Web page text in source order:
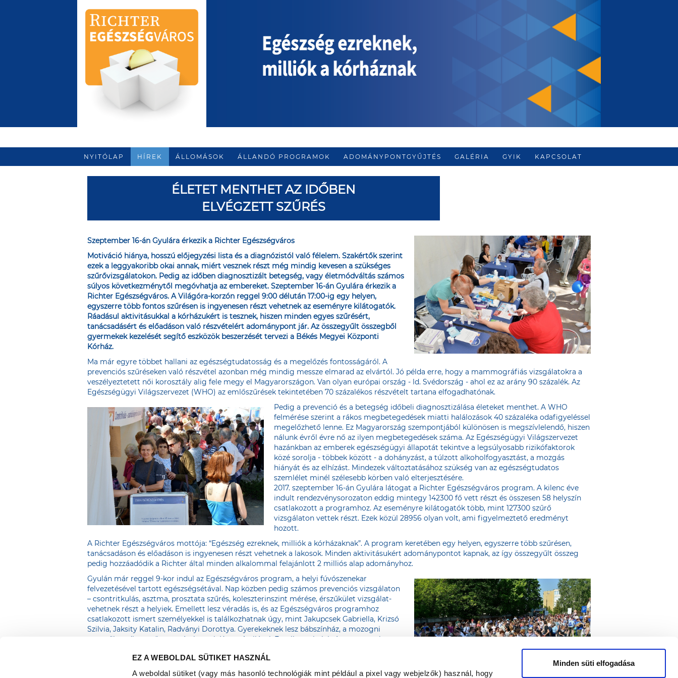
EZ A WEBOLDAL SÜTIKET HASZNÁL
A weboldal sütiket (vagy más hasonló technológiák mint például a pixel vagy webjelzők) használ, hogy
Minden süti elfogadása
NYITÓLAP HÍREK ÁLLOMÁSOK ÁLLANDÓ PROGRAMOK ADOMÁNYPONTGYŰJTÉS GALÉRIA GYIK KAPCSOLAT
ÉLETET MENTHET AZ IDŐBEN
ELVÉGZETT SZŰRÉS
Szeptember 16-án Gyulára érkezik a Richter Egészségváros
Motiváció hiánya, hosszú előjegyzési lista és a diagnózistól való félelem. Szakértők szerint
ezek a leggyakoribb okai annak, miért vesznek részt még mindig kevesen a szükséges
szűrővizsgálatokon. Pedig az időben diagnosztizált betegség, vagy életmódváltás számos
súlyos következménytől megóvhatja az embereket. Szeptember 16-án Gyulára érkezik a
Richter Egészségváros. A Világóra-korzón reggel 9:00 délután 17:00-ig egy helyen,
egyszerre több fontos szűrésen is ingyenesen részt vehetnek az eseményre kilátogatók.
Ráadásul aktivitásukkal a kórházukért is tesznek, hiszen minden egyes szűrésért,
tanácsadásért és előadáson való részvételért adománypont jár. Az összegyűlt összegből
gyermekek kezelését segítő eszközök beszerzését tervezi a Békés Megyei Központi
Kórház.
Ma már egyre többet hallani az egészségtudatosság és a megelőzés fontosságáról. A
prevenciós szűréseken való részvétel azonban még mindig messze elmarad az elvártól. Jó példa erre, hogy a mammográfiás vizsgálatokra a
veszélyeztetett női korosztály alig fele megy el Magyarországon. Van olyan európai ország - ld. Svédország - ahol ez az arány 90 százalék. Az
Egészségügyi Világszervezet (WHO) az emlőszűrések tekintetében 70 százalékos részvételt tartana elfogadhatónak.
Pedig a prevenció és a betegség időbeli diagnosztizálása életeket menthet. A WHO
felmérése szerint a rákos megbetegedések miatti halálozások 40 százaléka odafigyeléssel
megelőzhető lenne. Ez Magyarország szempontjából különösen is megszívlelendő, hiszen
nálunk évről évre nő az ilyen megbetegedések száma. Az Egészségügyi Világszervezet
hazánkban az emberek egészségügyi állapotát tekintve a legsúlyosabb rizikófaktorok
közé sorolja - többek között - a dohányzást, a túlzott alkoholfogyasztást, a mozgás
hiányát és az elhízást. Mindezek változtatásához szükség van az egészségtudatos
szemlélet minél szélesebb körben való elterjesztésére.
2017. szeptember 16-án Gyulára látogat a Richter Egészségváros program. A kilenc éve
indult rendezvénysorozaton eddig mintegy 142300 fő vett részt és összesen 58 helyszín
csatlakozott a programhoz. Az eseményre kilátogatók több, mint 127300 szűrő
vizsgálaton vettek részt. Ezek közül 28956 olyan volt, ami figyelmeztető eredményt
hozott.
A Richter Egészségváros mottója: “Egészség ezreknek, milliók a kórházaknak”. A program keretében egy helyen, egyszerre több szűrésen,
tanácsadáson és előadáson is ingyenesen részt vehetnek a lakosok. Minden aktivitásukért adománypontot kapnak, az így összegyűlt összeg
pedig hozzáadódik a Richter által minden alkalommal felajánlott 2 milliós alap adományhoz.
Gyulán már reggel 9-kor indul az Egészségváros program, a helyi fúvószenekar
felvezetésével tartott egészségsétával. Nap közben pedig számos prevenciós vizsgálaton
– csontritkulás, asztma, prosztata szűrés, koleszterinszint mérése, érszűkület vizsgálat-
vehetnek részt a helyiek. Emellett lesz véradás is, és az Egészségváros programhoz
csatlakozott ismert személyekkel is találkozhatnak úgy, mint Jakupcsek Gabriella, Krizsó
Szilvia, Jaksity Katalin, Radványi Dorottya. Gyerekeknek lesz bábszínház, a mozogni
szeretők pedig együtt tornászhatnak Katus Attilával. Emellett a helyi tánccsoportok
kilátogatóknak.
A rendezvényről bővebb információk az Egészségváros honlapján